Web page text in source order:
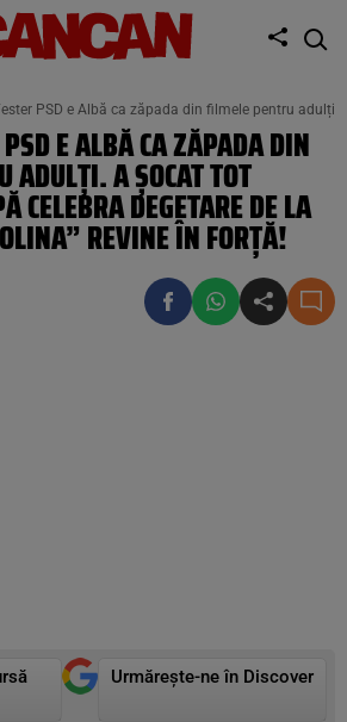
PSD e Albă ca zăpada din filmele pentru
E ALBĂ CA ZĂPADA DIN
ADULȚI. A ȘOCAT TOT
CELEBRA DEGETARE DE LA
REVINE ÎN FORȚĂ!
Urmărește-ne în Discover